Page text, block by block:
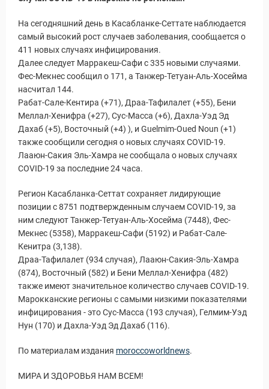
На сегодняшний день в Касабланке-Сеттате наблюдается
самый высокий рост случаев заболевания, сообщается о
411 новых случаях инфицирования.
Далее следует Марракеш-Сафи с 335 новыми случаями.
Фес-Мекнес сообщил о 171, а Танжер-Тетуан-Аль-Хосейма
насчитал 144.
Рабат-Сале-Кентира (+71), Драа-Тафилалет (+55), Бени
Меллал-Хенифра (+27), Сус-Масса (+6), Дахла-Уэд Эд
Дахаб (+5), Восточный (+4) ), и Guelmim-Oued Noun (+1)
также сообщили сегодня о новых случаях COVID-19.
Лааюн-Сакия Эль-Хамра не сообщала о новых случаях
COVID-19 за последние 24 часа.
Регион Касабланка-Сеттат сохраняет лидирующие
позиции с 8751 подтвержденным случаем COVID-19, за
ним следуют Танжер-Тетуан-Аль-Хосейма (7448), Фес-
Мекнес (5358), Марракеш-Сафи (5192) и Рабат-Сале-
Кенитра (3,138).
Драа-Тафилалет (934 случая), Лааюн-Сакия-Эль-Хамра
(874), Восточный (582) и Бени Меллал-Хенифра (482)
также имеют значительное количество случаев COVID-19.
Марокканские регионы с самыми низкими показателями
инфицирования - это Сус-Масса (193 случая), Гелмим-Уэд
Нун (170) и Дахла-Уэд Эд Дахаб (116).
По материалам издания moroccoworldnews.
МИРА И ЗДОРОВЬЯ НАМ ВСЕМ!